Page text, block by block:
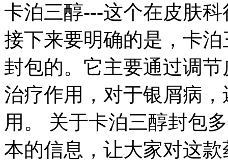
卡泊三醇---这个在皮肤
接下来要明确的是，卡
封包的。它主要通过调
治疗作用，对于银屑病
用。 关于卡泊三醇封包
本的信息，让大家对这